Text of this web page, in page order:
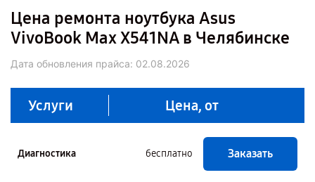
Цена ремонта ноутбука Asus
VivoBook Max X541NA в Челябинске
Дата обновления прайса: 02.08.2026
Услуги Цена, от
Диагностика бесплатно Заказать